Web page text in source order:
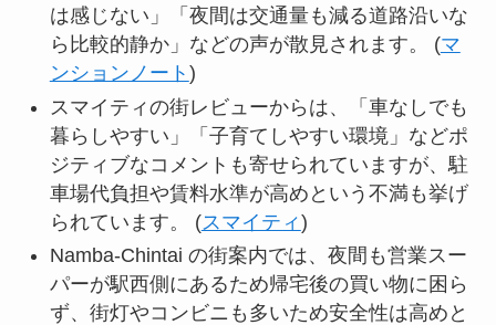
は感じない」「夜間は交通量も減る道路沿いな
ら比較的静か」などの声が散見されます。 (マ
ンションノート )
スマイティの街レビューからは、「車なしでも
暮らしやすい」「子育てしやすい環境」などポ
ジティブなコメントも寄せられていますが、駐
車場代負担や賃料水準が高めという不満も挙げ
られています。 (スマイティ)
Namba-Chintai の街案内では、夜間も営業スー
パーが駅西側にあるため帰宅後の買い物に困ら
ず、街灯やコンビニも多いため安全性は高めと